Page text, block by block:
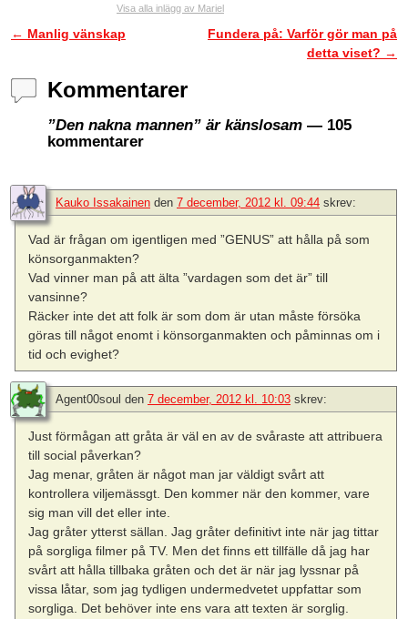
Visa alla inlägg av Mariel
Inläggsnavigering
← Manlig vänskap
Fundera på: Varför gör man på
detta viset? →
Kommentarer
”Den nakna mannen” är känslosam — 105
kommentarer
Kauko Issakainen den 7 december, 2012 kl. 09:44 skrev:
Vad är frågan om igentligen med ”GENUS” att hålla på som
könsorganmakten?
Vad vinner man på att älta ”vardagen som det är” till
vansinne?
Räcker inte det att folk är som dom är utan måste försöka
göras till något enomt i könsorganmakten och påminnas om i
tid och evighet?
Agent00soul den 7 december, 2012 kl. 10:03 skrev:
Just förmågan att gråta är väl en av de svåraste att attribuera
till social påverkan?
Jag menar, gråten är något man jar väldigt svårt att
kontrollera viljemässgt. Den kommer när den kommer, vare
sig man vill det eller inte.
Jag gråter ytterst sällan. Jag gråter definitivt inte när jag tittar
på sorgliga filmer på TV. Men det finns ett tillfälle då jag har
svårt att hålla tillbaka gråten och det är när jag lyssnar på
vissa låtar, som jag tydligen undermedvetet uppfattar som
sorgliga. Det behöver inte ens vara att texten är sorglig.